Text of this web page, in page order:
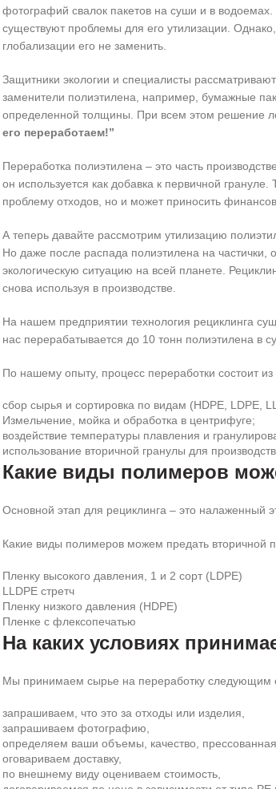
фотографий свалок пакетов на суши и в водоемах.
существуют проблемы для его утилизации.
глобализации его не заменить.
Защитники экологии и специалисты
заменители полиэтилена, например, бумажные
определенной толщины. При всем этом решение
его переработаем!”
Переработка полиэтилена – это часть
он используется как добавка к первичной
проблему отходов, но и может приносить
А теперь давайте рассмотрим утилизацию
Но даже после распада полиэтилена на
экологическую ситуацию на всей планете.
снова используя в производстве.
На нашем предприятии технология рециклинга
нас перерабатывается до 10 тонн полиэтилена в
По нашему опыту, процесс переработки состоит
сбор сырья и сортировка по видам (HDPE, LDPE,
Измельчение, мойка и обработка в центрифуге;
воздействие температуры плавления и
использование вторичной гранулы для
Какие виды полимеров
Основной этап для рециклинга – это налаженный
Какие виды полимеров можем предать вторичной
Пленку высокого давления, 1 и 2 сорт (LDPE)
LLDPE стретч
Пленку низкого давления (HDPE)
Пленкe с флексопечатью
На каких условиях
Мы принимаем сырье на переработку следующим
запрашиваем, что это за отходы или изделия,
запрашиваем фотографию,
определяем ваши объемы, качество,
оговариваем доставку,
по внешнему виду оцениваем стоимость,